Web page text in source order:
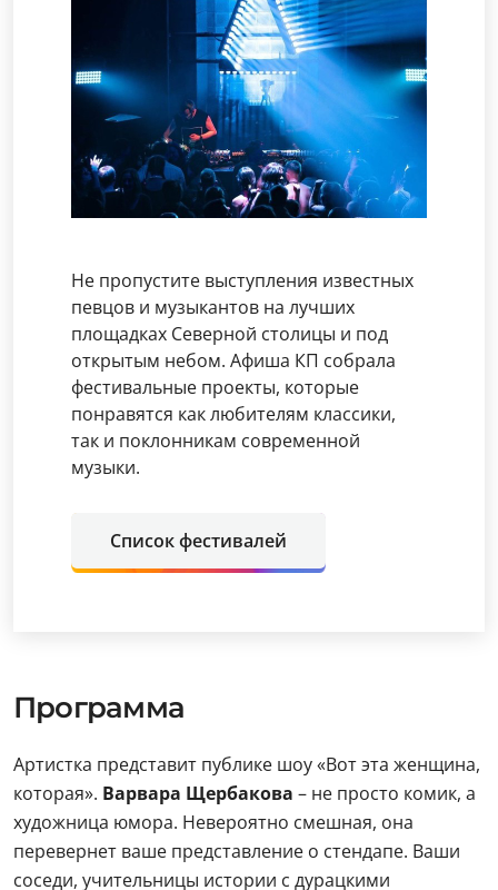
Не пропустите выступления известных
певцов и музыкантов на лучших
площадках Северной столицы и под
открытым небом. Афиша КП собрала
фестивальные проекты, которые
понравятся как любителям классики,
так и поклонникам современной
музыки.
Список фестивалей
Программа
Артистка представит публике шоу «Вот эта женщина,
которая». Варвара Щербакова – не просто комик, а
художница юмора. Невероятно смешная, она
перевернет ваше представление о стендапе. Ваши
соседи, учительницы истории с дурацкими